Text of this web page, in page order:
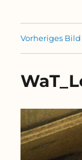
Vorheriges Bild